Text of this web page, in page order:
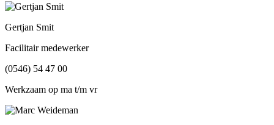
Gertjan Smit
Facilitair medewerker
(0546) 54 47 00
Werkzaam op ma t/m vr